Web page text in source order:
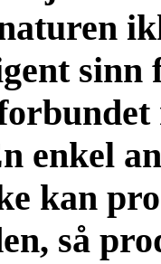
enkel
kan
så